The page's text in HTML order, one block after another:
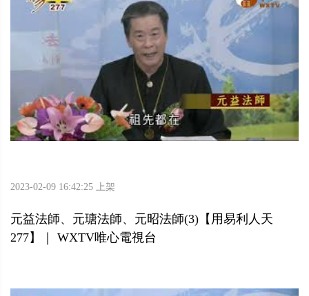
2023-02-09 16:42:25 上架
元益法師、元瑭法師、元昭法師(3)【用易利人天
277】｜ WXTV唯心電視台